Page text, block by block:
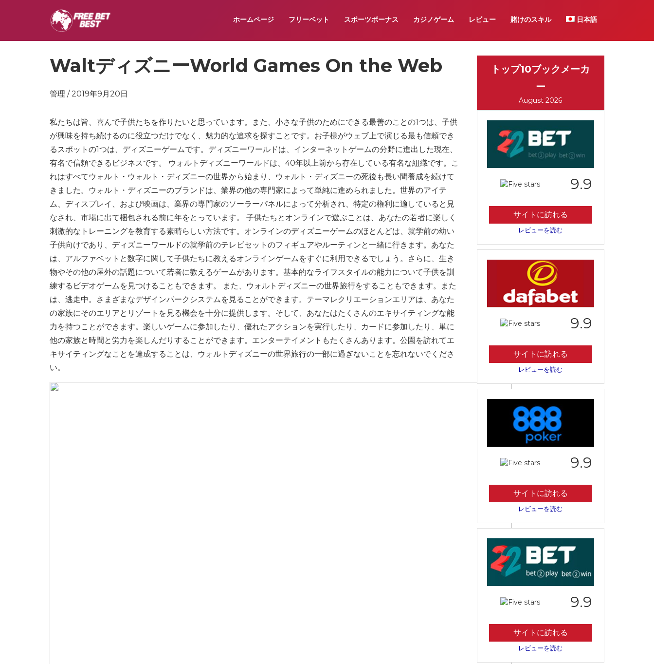
ホームページ フリーベット スポーツボーナス カジノゲーム レビュー 賭けのスキル 日本語
WaltディズニーWorld Games On the Web
管理 / 2019年9月20日
私たちは皆、喜んで子供たちを作りたいと思っています。また、小さな子供のためにできる最善のことの1つは、子供
が興味を持ち続けるのに役立つだけでなく、魅力的な追求を探すことです。お子様がウェブ上で演じる最も信頼でき
るスポットの1つは、ディズニーゲームです。ディズニーワールドは、インターネットゲームの分野に進出した現在、
有名で信頼できるビジネスです。 ウォルトディズニーワールドは、40年以上前から存在している有名な組織です。こ
れはすべてウォルト・ウォルト・ディズニーの世界から始まり、ウォルト・ディズニーの死後も長い間養成を続けて
きました。ウォルト・ディズニーのブランドは、業界の他の専門家によって単純に進められました。世界のアイテ
ム、ディスプレイ、および映画は、業界の専門家のソーラーパネルによって分析され、特定の権利に適していると見
なされ、市場に出て梱包される前に年をとっています。 子供たちとオンラインで遊ぶことは、あなたの若者に楽しく
刺激的なトレーニングを教育する素晴らしい方法です。オンラインのディズニーゲームのほとんどは、就学前の幼い
子供向けであり、ディズニーワールドの就学前のテレビセットのフィギュアやルーティンと一緒に行きます。あなた
は、アルファベットと数字に関して子供たちに教えるオンラインゲームをすぐに利用できるでしょう。さらに、生き
物やその他の屋外の話題について若者に教えるゲームがあります。基本的なライフスタイルの能力について子供を訓
練するビデオゲームを見つけることもできます。 また、ウォルトディズニーの世界旅行をすることもできます。また
は、逃走中。さまざまなデザインパークシステムを見ることができます。テーマレクリエーションエリアは、あなた
の家族にそのエリアとリゾートを見る機会を十分に提供します。そして、あなたはたくさんのエキサイティングな能
力を持つことができます。楽しいゲームに参加したり、優れたアクションを実行したり、カードに参加したり、単に
他の家族と時間と労力を楽しんだりすることができます。エンターテイメントもたくさんあります。公園を訪れてエ
キサイティングなことを達成することは、ウォルトディズニーの世界旅行の一部に過ぎないことを忘れないでくださ
い。
トップ10ブックメーカ
ー
August 2026
9.9
サイトに訪れる
レビューを読む
9.9
サイトに訪れる
レビューを読む
9.9
サイトに訪れる
レビューを読む
9.9
サイトに訪れる
レビューを読む